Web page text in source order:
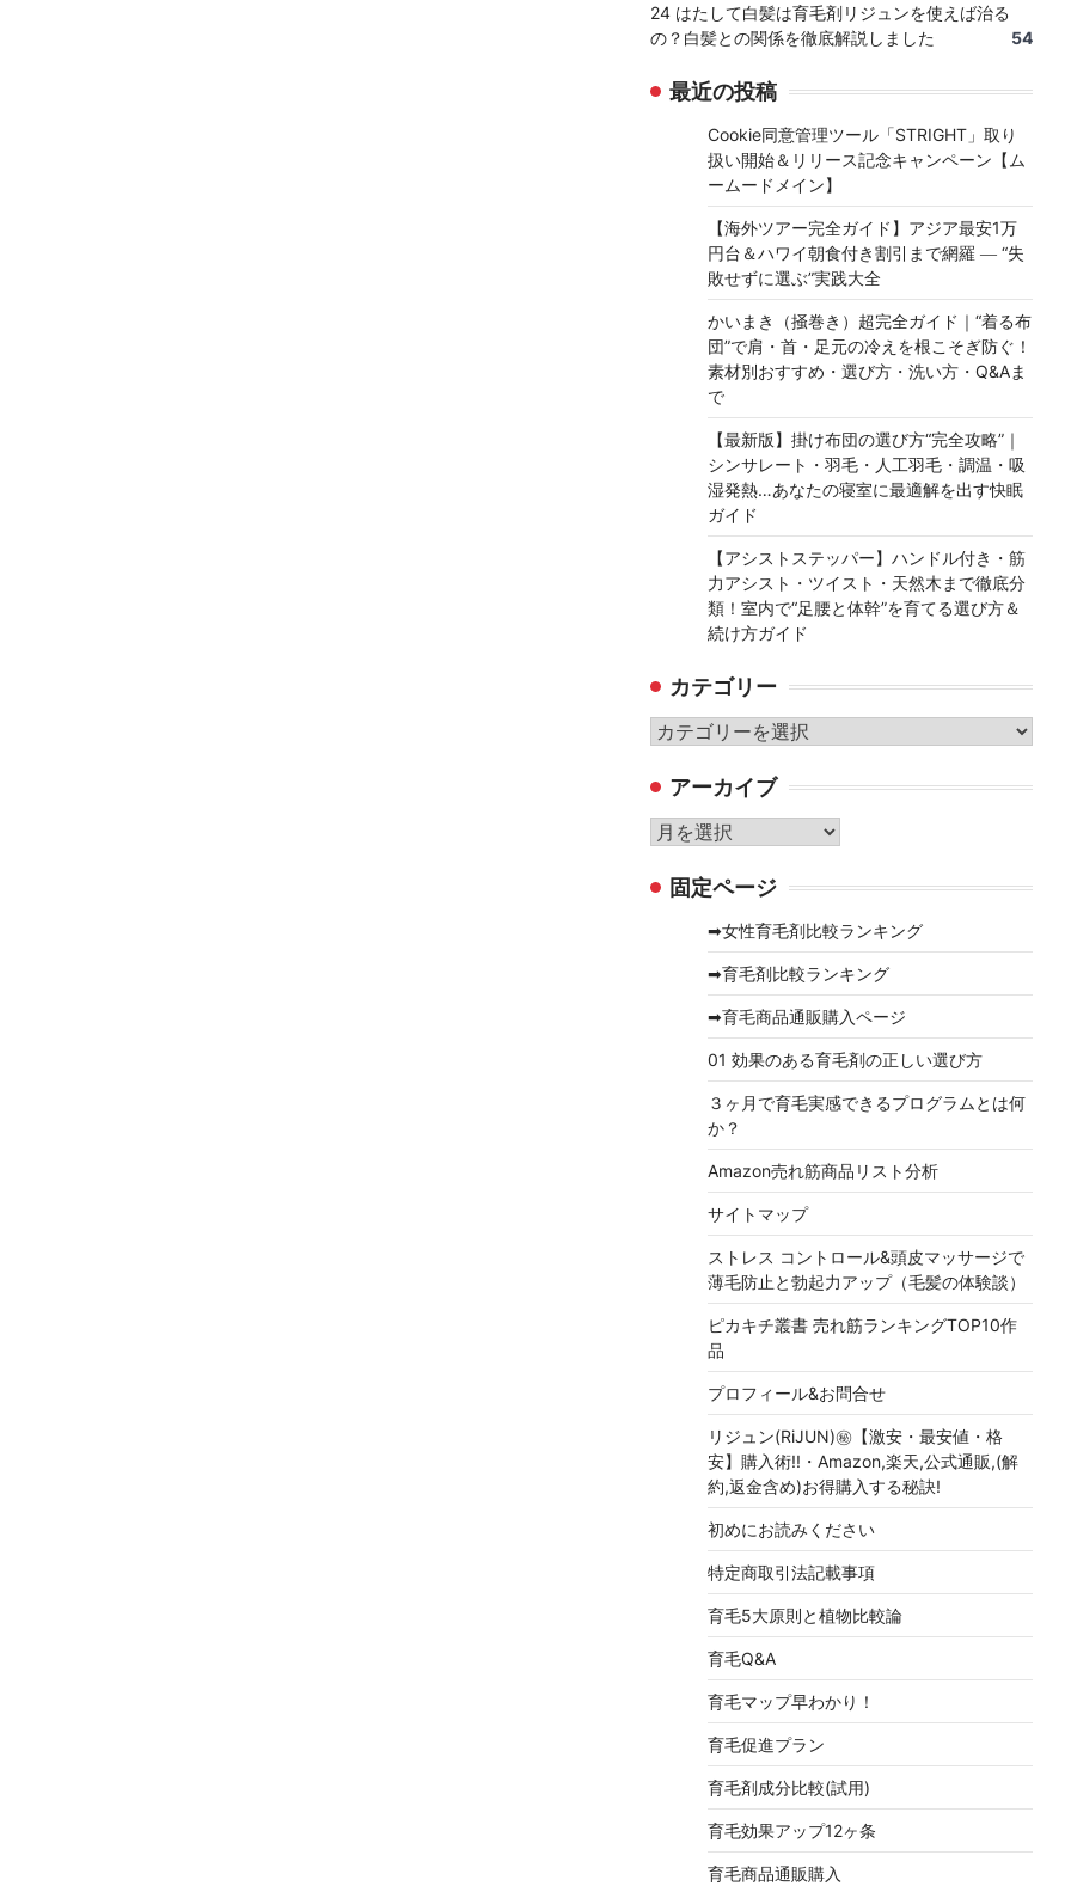
24 はたして白髪は育毛剤リジュンを使えば治る
の？白髪との関係を徹底解説しました
54
最近の投稿
Cookie同意管理ツール「STRIGHT」取り
扱い開始＆リリース記念キャンペーン【ム
ームードメイン】
【海外ツアー完全ガイド】アジア最安1万
円台＆ハワイ朝食付き割引まで網羅 ― “失
敗せずに選ぶ”実践大全
かいまき（掻巻き）超完全ガイド｜“着る布
団”で肩・首・足元の冷えを根こそぎ防ぐ！
素材別おすすめ・選び方・洗い方・Q&Aま
で
【最新版】掛け布団の選び方“完全攻略”｜
シンサレート・羽毛・人工羽毛・調温・吸
湿発熱…あなたの寝室に最適解を出す快眠
ガイド
【アシストステッパー】ハンドル付き・筋
力アシスト・ツイスト・天然木まで徹底分
類！室内で“足腰と体幹”を育てる選び方＆
続け方ガイド
カテゴリー
カ
ゴ
リ
ー
アーカイブ
ア
カ 固定ページ
➡女性育毛剤比較ランキング
➡育毛剤比較ランキング
➡育毛商品通販購入ページ
01 効果のある育毛剤の正しい選び方
３ヶ月で育毛実感できるプログラムとは何
か？
Amazon売れ筋商品リスト分析
サイトマップ
ストレス コントロール&頭皮マッサージで
薄毛防止と勃起力アップ（毛髪の体験談）
ピカキチ叢書 売れ筋ランキングTOP10作
品
プロフィール&お問合せ
リジュン(RiJUN)㊙【激安・最安値・格
安】購入術!!・Amazon,楽天,公式通販,(解
約,返金含め)お得購入する秘訣!
初めにお読みください
特定商取引法記載事項
育毛5大原則と植物比較論
育毛Q&A
育毛マップ早わかり！
育毛促進プラン
育毛剤成分比較(試用)
育毛効果アップ12ヶ条
育毛商品通販購入